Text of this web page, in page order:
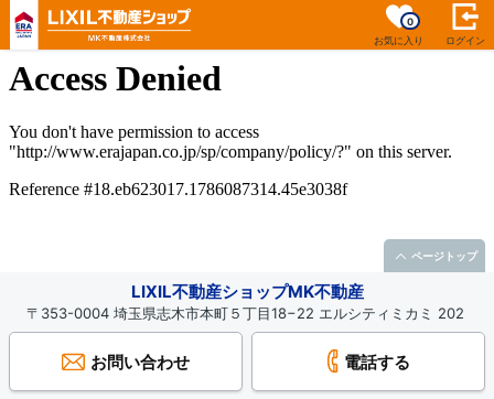
お気に入り
0
ログイン
LIXIL不動産ショップMK不動産
〒353-0004 埼玉県志木市本町５丁目18−22 エルシティミカミ 202
お問い合わせ 電話する
ページトップ